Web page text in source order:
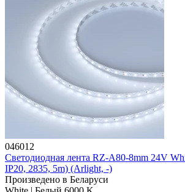
046012
Светодиодная лента RZ-A80-8mm 24V
IP20, 2835, 5m) (Arlight, -)
Произведено в Беларуси